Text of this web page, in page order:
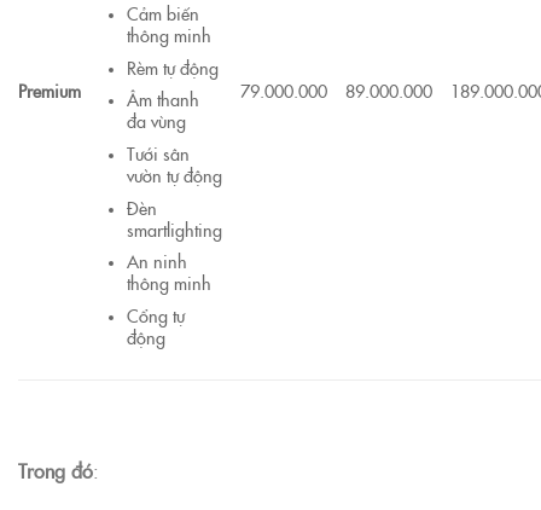
Premium
Cảm biến
thông minh
Rèm tự động
Âm thanh
đa vùng
Tưới sân
vườn tự động
Đèn
smartlighting
An ninh
thông minh
Cổng tự
động
79.000.000 89.000.000
Trong đó: